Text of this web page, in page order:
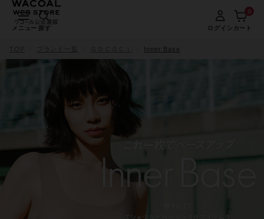
メニュー 探す ログイン カート
0
Inner Base